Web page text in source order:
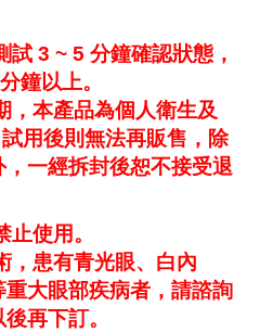
3 ~ 5 分鐘確認狀態，
鐘以上。
本產品為個人衛生及
用後則無法再販售，除
一經拆封後恕不接受退
使用。
，患有青光眼、白內
重大眼部疾病者，請諮詢
再下訂。